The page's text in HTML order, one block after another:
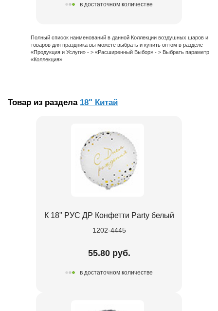
в достаточном количестве
Полный список наименований в данной Коллекции воздушных шаров и
товаров для праздника вы можете выбрать и купить оптом в разделе
«Продукция и Услуги» - > «Расширенный Выбор» - > Выбрать параметр
«Коллекция»
Товар из раздела 18" Китай
К 18" РУС ДР Конфетти Party белый
1202-4445
55.80 руб.
в достаточном количестве